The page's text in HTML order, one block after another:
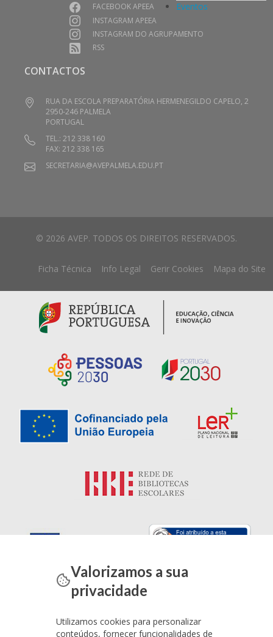
Eventos
FACEBOOK APEEA
INSTAGRAM APEEA
INSTAGRAM DO AGRUPAMENTO
RSS
CONTACTOS
RUA DA ESCOLA PREPARATÓRIA HERMENEGILDO CAPELO, 2
2950-246 PALMELA
PORTUGAL
TEL.: 212 338 160
FAX: 212 338 165
SECRETARIA@AVEPALMELA.EDU.PT
© 2026 AVEP. TODOS OS DIREITOS RESERVADOS.
Ficha Técnica Info Legal Gerir Cookies Mapa do Site
Valorizamos a sua
privacidade
Utilizamos cookies para personalizar
conteúdos, fornecer funcionalidades de